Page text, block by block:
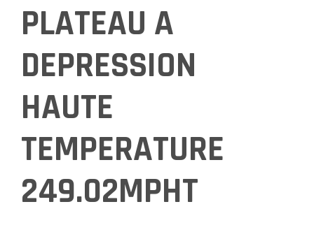
PLATEAU A
DEPRESSION
HAUTE
TEMPERATURE
249.02MPHT